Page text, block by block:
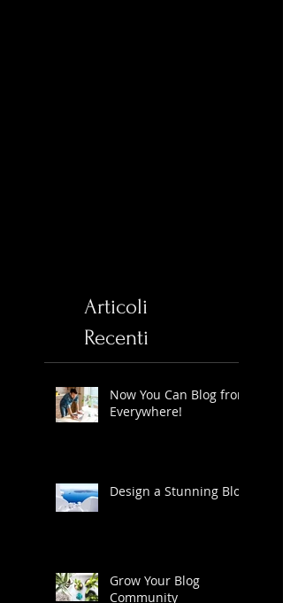
Articoli
Recenti
Now You Can Blog from
Everywhere!
Design a Stunning Blog
Grow Your Blog
Community